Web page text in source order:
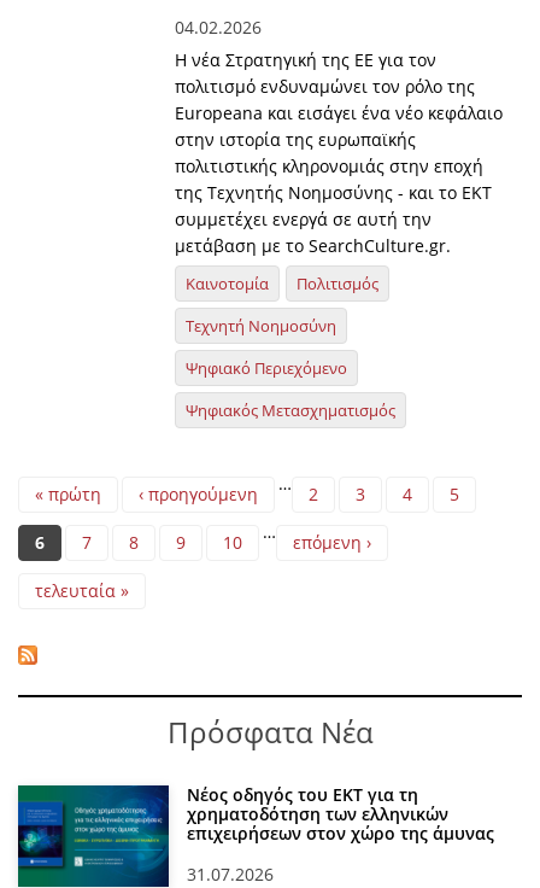
04.02.2026
Η νέα Στρατηγική της ΕΕ για τον
πολιτισμό ενδυναμώνει τον ρόλο της
Europeana και εισάγει ένα νέο κεφάλαιο
στην ιστορία της ευρωπαϊκής
πολιτιστικής κληρονομιάς στην εποχή
της Τεχνητής Νοημοσύνης - και το ΕΚΤ
συμμετέχει ενεργά σε αυτή την
μετάβαση με το SearchCulture.gr.
Καινοτομία
Πολιτισμός
Τεχνητή Νοημοσύνη
Ψηφιακό Περιεχόμενο
Ψηφιακός Μετασχηματισμός
Pages
« πρώτη ‹ προηγούμενη … 2 3 4 5
6 7 8 9 10 … επόμενη ›
τελευταία »
Πρόσφατα Νέα
Νέος οδηγός του ΕΚΤ για τη
χρηματοδότηση των ελληνικών
επιχειρήσεων στον χώρο της άμυνας
31.07.2026